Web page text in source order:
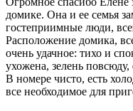
домике. Она и ее семья
гостеприимные люди,
Расположение домика,
очень удачное: тихо и
ухожена, зелень
В номере чисто, есть
все необходимое для